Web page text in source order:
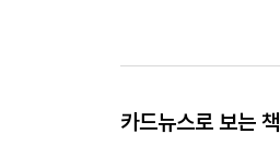
카드뉴스로 보는 책